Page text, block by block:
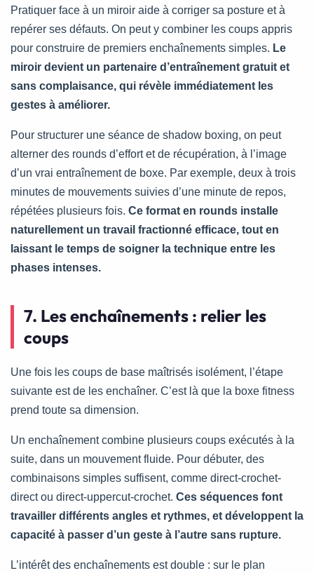
Pratiquer face à un miroir aide à corriger sa posture et à
repérer ses défauts. On peut y combiner les coups appris
pour construire de premiers enchaînements simples. Le
miroir devient un partenaire d’entraînement gratuit et
sans complaisance, qui révèle immédiatement les
gestes à améliorer.
Pour structurer une séance de shadow boxing, on peut
alterner des rounds d’effort et de récupération, à l’image
d’un vrai entraînement de boxe. Par exemple, deux à trois
minutes de mouvements suivies d’une minute de repos,
répétées plusieurs fois. Ce format en rounds installe
naturellement un travail fractionné efficace, tout en
laissant le temps de soigner la technique entre les
phases intenses.
7. Les enchaînements : relier les
coups
Une fois les coups de base maîtrisés isolément, l’étape
suivante est de les enchaîner. C’est là que la boxe fitness
prend toute sa dimension.
Un enchaînement combine plusieurs coups exécutés à la
suite, dans un mouvement fluide. Pour débuter, des
combinaisons simples suffisent, comme direct-crochet-
direct ou direct-uppercut-crochet. Ces séquences font
travailler différents angles et rythmes, et développent la
capacité à passer d’un geste à l’autre sans rupture.
L’intérêt des enchaînements est double : sur le plan